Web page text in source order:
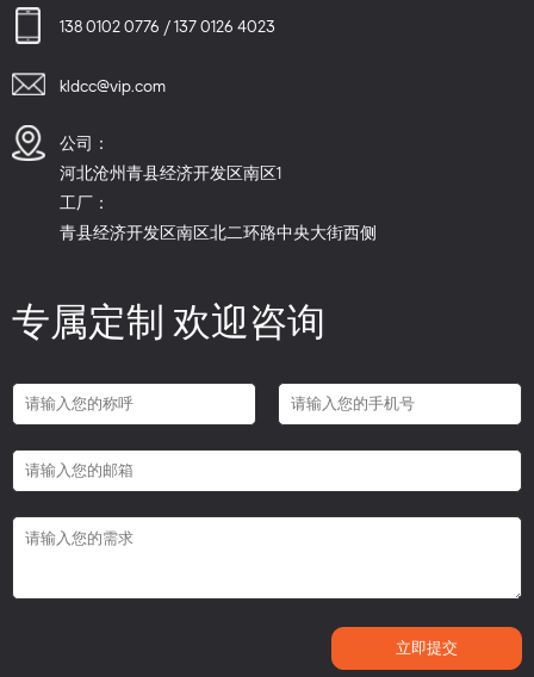
138 0102 0776 / 137 0126 4023
kldcc@vip.com
公司：
河北沧州青县经济开发区南区1
工厂：
青县经济开发区南区北二环路中央大街西侧
专属定制 欢迎咨询